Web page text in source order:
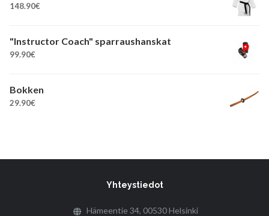
148.90€
"Instructor Coach" sparraushanskat
99.90€
Bokken
29.90€
Yhteystiedot
Hämeentie 34, 00530 Helsinki